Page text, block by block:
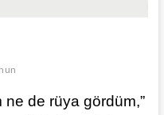
ne de rüya gördüm,”